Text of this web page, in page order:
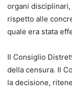
pace;
•appello, ricorso
•controversie di
•procedimento
•procedimenti
cognizione;
organi
rispetto alle
quale era stata
Il Consiglio
della censura. Il
la decisione,